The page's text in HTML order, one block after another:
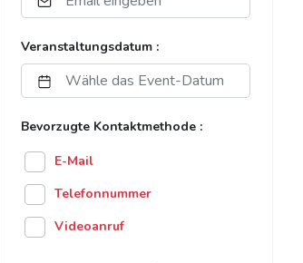
Veranstaltungsdatum :
Bevorzugte Kontaktmethode :
E-Mail
Telefonnummer
Videoanruf